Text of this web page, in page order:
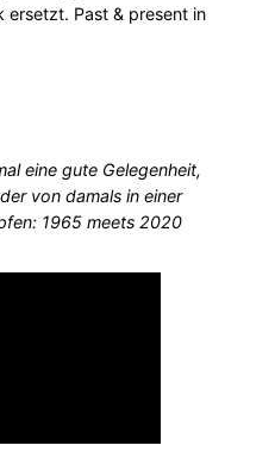
Past & present in
eine gute Gelegenheit,
von damals in einer
1965 meets 2020